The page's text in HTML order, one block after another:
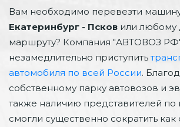
Вам необходимо перевезти
Екатеринбург - Псков или любому
маршруту? Компания "АВТОВОЗ РФ"
незамедлительно приступить
автомобиля по всей России.
собственному парку автовозов и
также наличию представителей
смогли существенно сократить как